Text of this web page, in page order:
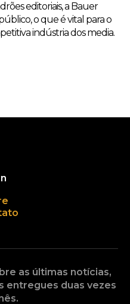
editoriais, a Bauer
o que é vital para o
indústria dos media.
as últimas notícias,
entregues duas vezes